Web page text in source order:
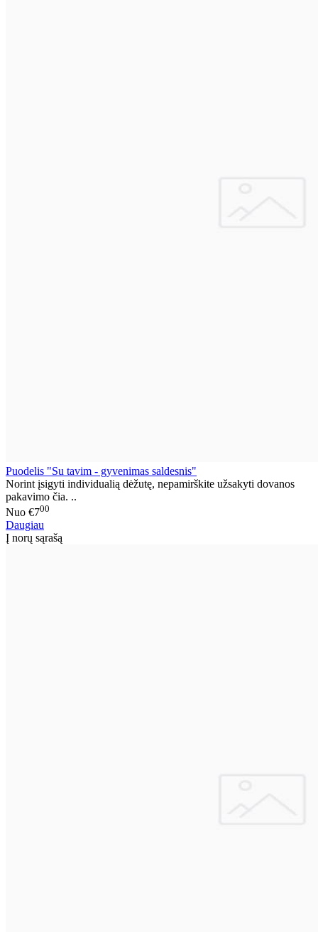
Puodelis "Su tavim - gyvenimas saldesnis"
Norint įsigyti individualią dėžutę, nepamirškite užsakyti dovanos
pakavimo čia. ..
Nuo €700
Daugiau
Į norų sąrašą